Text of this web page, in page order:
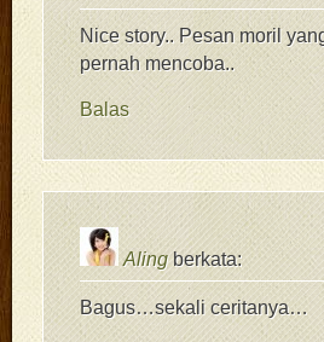
Nice story.. Pesan moril
pernah mencoba..
Balas
Aling berkata:
Bagus…sekali ceritanya…